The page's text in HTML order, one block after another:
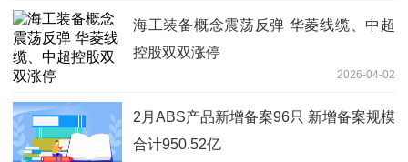
海工装备概念震荡反弹 华菱线缆、中超
控股双双涨停
2026-04-02
2月ABS产品新增备案96只 新增备案规模
合计950.52亿